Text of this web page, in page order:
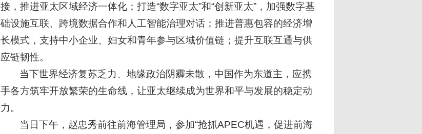
接，推进亚太区域经济一体化；打造“数字亚太”和“创新亚太”，加强数字基
础设施互联、跨境数据合作和人工智能治理对话；推进普惠包容的经济增
长模式，支持中小企业、妇女和青年参与区域价值链；提升互联互通与供
应链韧性。
当下世界经济复苏乏力、地缘政治阴霾未散，中国作为东道主，应携
手各方筑牢开放繁荣的生命线，让亚太继续成为世界和平与发展的稳定动
力。
当日下午，赵忠秀前往前海管理局，参加“抢抓APEC机遇，促进前海